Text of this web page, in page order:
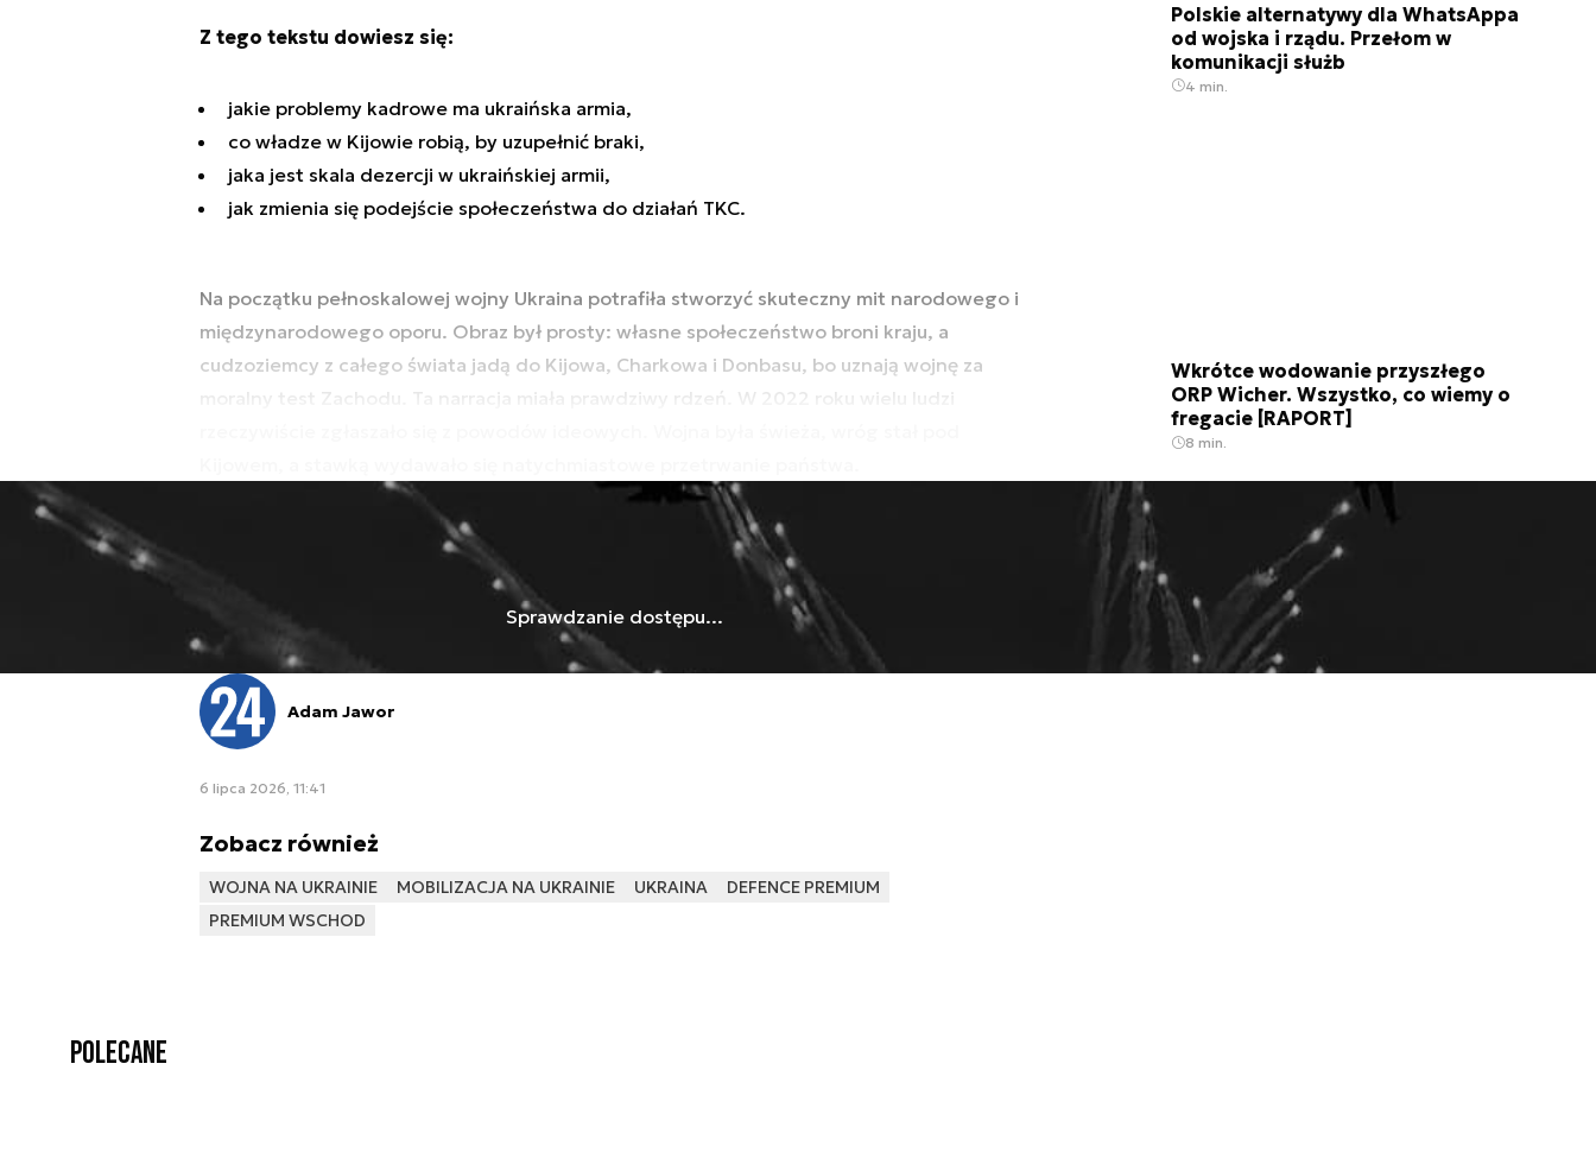
Z tego tekstu dowiesz się:
jakie problemy kadrowe ma ukraińska armia,
co władze w Kijowie robią, by uzupełnić braki,
jaka jest skala dezercji w ukraińskiej armii,
jak zmienia się podejście społeczeństwa do działań TKC.
Na początku pełnoskalowej wojny Ukraina potrafiła stworzyć skuteczny mit narodowego i
międzynarodowego oporu. Obraz był prosty: własne społeczeństwo broni kraju, a
cudzoziemcy z całego świata jadą do Kijowa, Charkowa i Donbasu, bo uznają wojnę za
moralny test Zachodu. Ta narracja miała prawdziwy rdzeń. W 2022 roku wielu ludzi
Sprawdzanie dostępu...
Adam Jawor
6 lipca 2026, 11:41
Zobacz również
WOJNA NA UKRAINIE MOBILIZACJA NA UKRAINIE UKRAINA
DEFENCE PREMIUM
PREMIUM WSCHOD
Polskie alternatywy dla WhatsAppa
od wojska i rządu. Przełom w
komunikacji służb
4 min.
Wkrótce wodowanie przyszłego
ORP Wicher. Wszystko, co wiemy o
fregacie [RAPORT]
8 min.
Polecane